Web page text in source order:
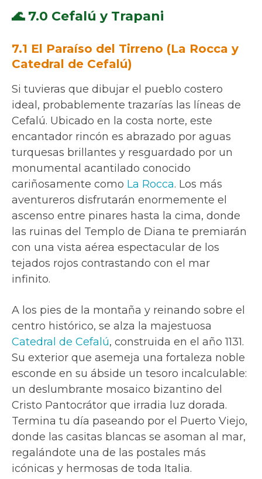
🌊 7.0 Cefalú y Trapani
7.1 El Paraíso del Tirreno (La Rocca y
Catedral de Cefalú)
Si tuvieras que dibujar el pueblo costero
ideal, probablemente trazarías las líneas de
Cefalú. Ubicado en la costa norte, este
encantador rincón es abrazado por aguas
turquesas brillantes y resguardado por un
monumental acantilado conocido
cariñosamente como La Rocca. Los más
aventureros disfrutarán enormemente el
ascenso entre pinares hasta la cima, donde
las ruinas del Templo de Diana te premiarán
con una vista aérea espectacular de los
tejados rojos contrastando con el mar
infinito.
A los pies de la montaña y reinando sobre el
centro histórico, se alza la majestuosa
Catedral de Cefalú, construida en el año 1131.
Su exterior que asemeja una fortaleza noble
esconde en su ábside un tesoro incalculable:
un deslumbrante mosaico bizantino del
Cristo Pantocrátor que irradia luz dorada.
Termina tu día paseando por el Puerto Viejo,
donde las casitas blancas se asoman al mar,
regalándote una de las postales más
icónicas y hermosas de toda Italia.